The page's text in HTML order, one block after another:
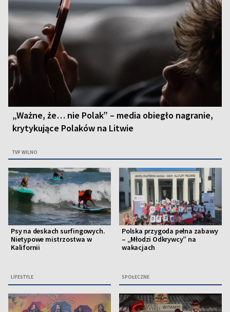
„Ważne, że… nie Polak” – media obiegło nagranie,
krytykujące Polaków na Litwie
TVP WILNO
Psy na deskach surfingowych.
Nietypowe mistrzostwa w
Kalifornii
LIFESTYLE
Polska przygoda pełna zabawy
– „Młodzi Odkrywcy” na
wakacjach
SPOŁECZNE